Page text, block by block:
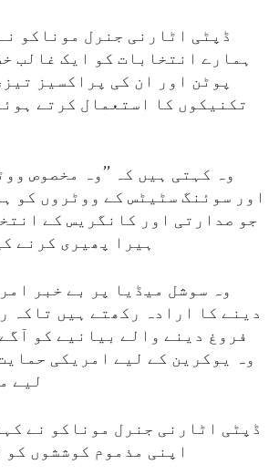
ڈپٹی اٹارنی جنرل موناکو
ہمارے انتخابات کو ایک غالب
پوٹن اور ان کی پراکسیز
تکنیکوں کا استعمال کرتے
وہ کہتی ہیں کہ ’’وہ مخصوص
اور سوئنگ سٹیٹس کے ووٹروں کو
جو صدارتی اور کانگریس کے
ہیرا پھیری کرنے
وہ سوشل میڈیا پر بے خبر
دینے کا ارادہ رکھتے ہیں تاکہ
فروغ دینے والے بیانیے کو
وہ یوکرین کے لیے امریکی
لیے
ڈپٹی اٹارنی جنرل موناکو نے
اپنی مذموم کوششوں کو